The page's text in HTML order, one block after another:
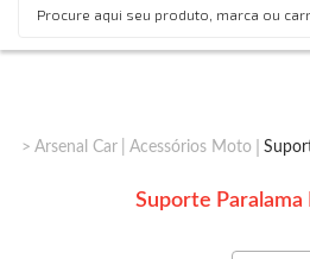
Arsenal Car Acessórios Moto
Suporte